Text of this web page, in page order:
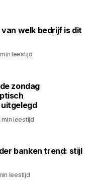
van welk bedrijf is dit
min leestijd
zondag
min leestijd
banken trend: stijl
leestijd